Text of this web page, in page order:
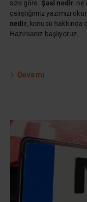
size göre. Şasi nedir, ne
çalıştığımız yazımızı
nedir, konusu hakkında
Hazırsanız başlıyoruz.
Devamı